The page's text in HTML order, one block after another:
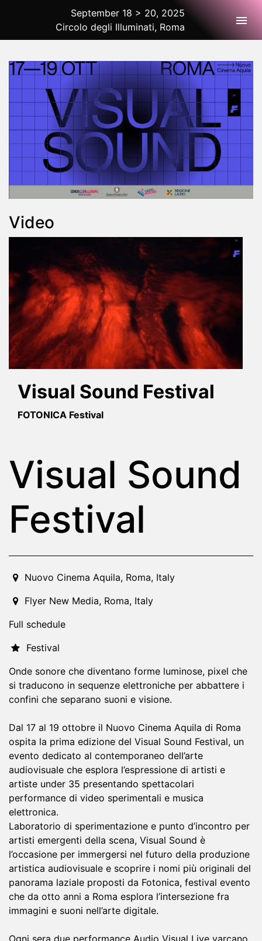
2025 Rome
September 18 > 20, 2025
Circolo degli Illuminati, Roma
Video
Visual Sound Festival
FOTONICA Festival
Visual Sound
Festival
2024-10-17T21:00:00.000Z|2024-10-19T18:00:00.000Z
Nuovo Cinema Aquila, Roma, Italy
Flyer New Media, Roma, Italy
Full schedule
Festival
Onde sonore che diventano forme luminose, pixel che
si traducono in sequenze elettroniche per abbattere i
confini che separano suoni e visione.
Dal 17 al 19 ottobre il Nuovo Cinema Aquila di Roma
ospita la prima edizione del Visual Sound Festival, un
evento dedicato al contemporaneo dell’arte
audiovisuale che esplora l’espressione di artisti e
artiste under 35 presentando spettacolari
performance di video sperimentali e musica
elettronica.
Laboratorio di sperimentazione e punto d’incontro per
artisti emergenti della scena, Visual Sound è
l’occasione per immergersi nel futuro della produzione
artistica audiovisuale e scoprire i nomi più originali del
panorama laziale proposti da Fotonica, festival evento
che da otto anni a Roma esplora l’intersezione fra
immagini e suoni nell’arte digitale.